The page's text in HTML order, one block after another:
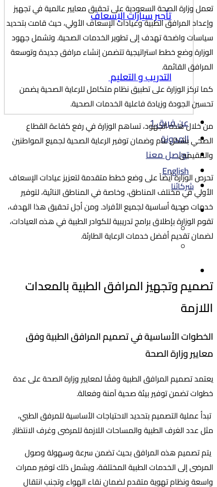
تأجير سيارات الإسعاف
التدريب و التعليم
عن فريق 1
المدونة
تواصل معنا
English
شركائنا
تعمل وزارة الصحة السعودية على تحقيق معايير عالمية في تجهيز
وإعداد المرافق الطبية وعيادات الإسعاف الأولي، حيث قامت بتحديد
سياسات واضحة تهدف إلى تطوير الخدمات الصحية. وتشمل جهود
الوزارة وضع خطط استراتيجية تتضمن إنشاء مرافق جديدة وتوسعة
المرافق القائمة.
كما تركز الوزارة على تطبيق نظام متكامل للرعاية الصحية يضمن
تحسين الجودة وزيادة فاعلية الخدمات الصحية.
من خلال هذه الجهود، تساهم الوزارة في رفع كفاءة القطاع
الصحي بشكل عام وضمان توفير الرعاية الصحية لجميع المواطنين
والمقيمين.
تحرص الوزارة أيضاً على وضع خطط متقدمة لتعزيز عيادات الإسعاف
الأولي في مختلف المناطق، وخاصة في المناطق النائية، لتوفير
خدمات صحية أساسية لجميع الأفراد. ومن أجل تحقيق هذا الهدف،
تقوم الوزارة بإطلاق برامج تدريبية للكوادر الطبية في هذه العيادات،
لضمان تقديم أفضل خدمات الرعاية الطارئة.
تصميم وتجهيز المرافق الطبية بالمعدات
اللازمة
الخطوات الأساسية في تصميم المرافق الطبية وفق
معايير وزارة الصحة
يعتمد تصميم المرافق الطبية وفقًا لمعايير وزارة الصحة على عدة
خطوات تضمن توفير بيئة صحية آمنة وفعالة.
تبدأ عملية التصميم بتحديد الاحتياجات الأساسية للمرفق الطبي،
مثل عدد الغرف الطبية والمساحات اللازمة للمرضى وغرف الانتظار.
يتم تصميم هذه المرافق بحيث تضمن سرعة وسهولة وصول
المرضى إلى الخدمات الطبية المختلفة، ويشمل ذلك توفير ممرات
واسعة ونظام تهوية متقدم لضمان نقاء الهواء وتجنب انتقال